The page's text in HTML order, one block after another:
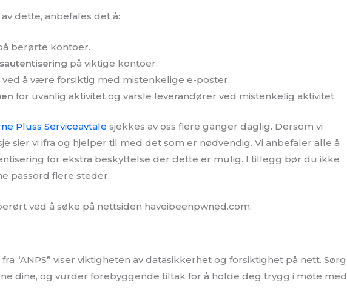
dette, anbefales det å:
berørte kontoer.
på viktige kontoer.
ved å være forsiktig med mistenkelige e-poster.
for uvanlig aktivitet og varsle leverandører ved mistenkelig aktivitet.
Pluss Serviceavtale sjekkes av oss flere ganger daglig. Dersom vi
sier vi ifra og hjelper til med det som er nødvendig. Vi anbefaler alle å
for ekstra beskyttelse der dette er mulig. I tillegg bør du ikke
passord flere steder.
ved å søke på nettsiden haveibeenpwned.com.
“ANPS” viser viktigheten av datasikkerhet og forsiktighet på nett. Sørg
dine, og vurder forebyggende tiltak for å holde deg trygg i møte med